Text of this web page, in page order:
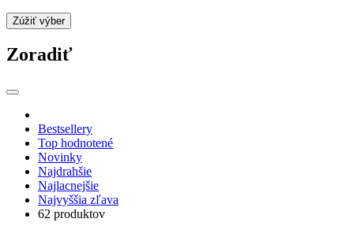
Zúžiť výber
Zoradiť
Bestsellery
Top hodnotené
Novinky
Najdrahšie
Najlacnejšie
Najvyššia zľava
62 produktov